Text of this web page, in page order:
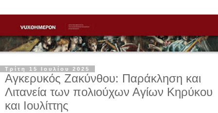
Τρίτη 15 Ιουλίου 2025
Αγκερυκός Ζακύνθου: Παράκληση και
Λιτανεία των πολιούχων Αγίων Κηρύκου
και Ιουλίττης